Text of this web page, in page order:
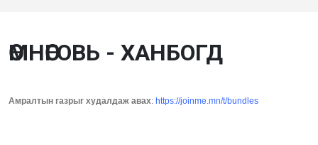
ӨМНӨГОВЬ - ХАНБОГД
Амралтын газрыг худалдаж авах: https://joinme.mn/t/bundles